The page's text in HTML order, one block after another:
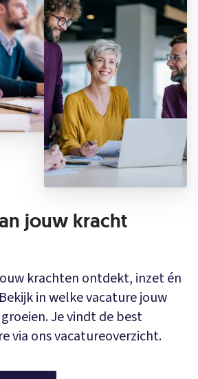
jouw kracht
krachten ontdekt, inzet én
in welke vacature jouw
Je vindt de best
via ons vacatureoverzicht.